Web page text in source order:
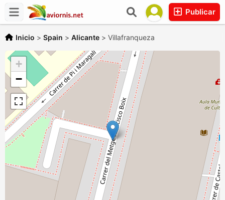
Publicar
Inicio > Spain > Alicante > Villafranqueza
+
−